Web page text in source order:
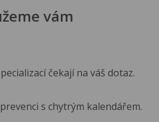
vám
čekají na váš dotaz.
s chytrým kalendářem.